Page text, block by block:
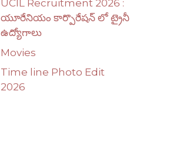
UCIL Recruitment 2026 :
యూరేనియం కార్పొరేషన్ లో ట్రైనీ
ఉద్యోగాలు
Movies
Time line Photo Edit
2026